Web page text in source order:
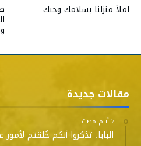
املأ منزلنا بسلامك وحبك
مقالات جديدة
البابا: تذكروا أنكم خُلقتم